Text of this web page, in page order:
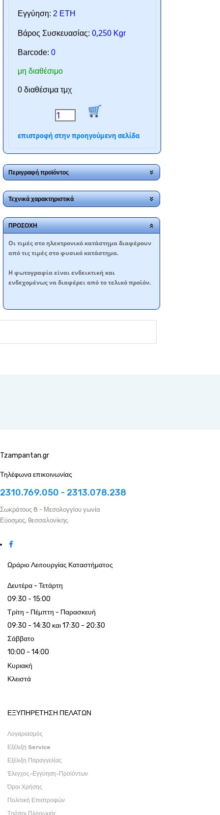
Εγγύηση: 2 ΕΤΗ
Βάρος Συσκευασίας: 0,250 Kgr
Barcode: 0
μη διαθέσιμο
0 διαθέσιμα τμχ
επιστροφή στην προηγούμενη σελίδα
Περιγραφή προϊόντος
Τεχνικά χαρακτηριστικά
ΠΡΟΣΟΧΗ
Oι τιμές στο ηλεκτρονικό κατάστημα διαφέρουν
από τις τιμές στο φυσικό κατάστημα.
Η φωτογραφία είναι ενδεικτική και
ενδεχομένως να διαφέρει από το τελικό προϊόν.
Tzampantan.gr
Τηλέφωνα επικοινωνίας
2310.769.050 - 2313.078.238
Σωκράτους 8 - Μεσολογγίου γωνία
Εύοσμος, θεσσαλονίκης.
Ωράριο Λειτουργίας Καταστήματος
Δευτέρα - Τετάρτη
09:30 - 15:00
Τρίτη - Πέμπτη - Παρασκευή
09:30 - 14:30 και 17:30 - 20:30
Σάββατο
10:00 - 14:00
Κυριακή
Κλειστά
ΕΞΥΠΗΡΕΤΗΣΗ ΠΕΛΑΤΩΝ
Λογαριασμός
Εξέλιξη Service
Εξέλιξη Παραγγελίας
Έλεγχος-Εγγύηση-Προϊόντων
Όροι Χρήσης
Πολιτική Επιστροφών
Τρόποι Πληρωμής